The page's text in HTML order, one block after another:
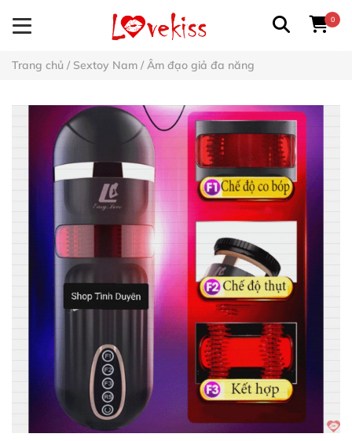
0
Trang chủ / Sextoy Nam / Âm đạo giả đa năng